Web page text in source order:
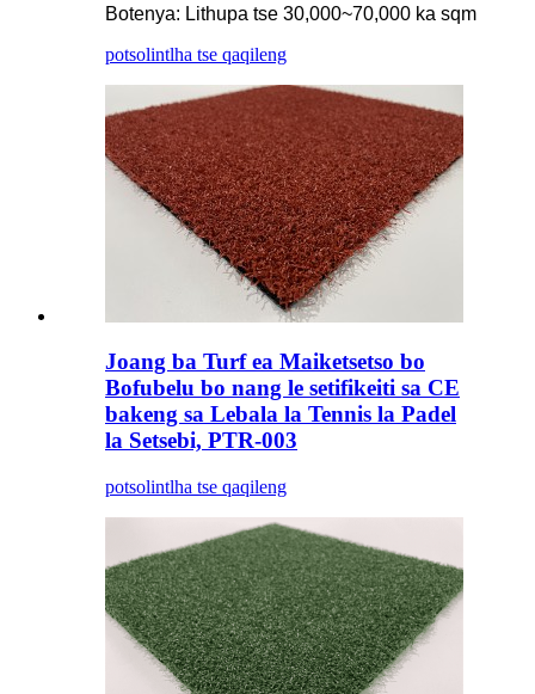
Botenya: Lithupa tse 30,000~70,000 ka sqm
potsolintlha tse qaqileng
Joang ba Turf ea Maiketsetso bo
Bofubelu bo nang le setifikeiti sa CE
bakeng sa Lebala la Tennis la Padel
la Setsebi, PTR-003
potsolintlha tse qaqileng